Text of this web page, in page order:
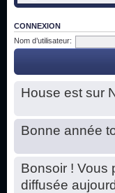
CONNEXION
Nom d’utilisateur:
House est sur
Bonne année
Bonsoir ! Vous
diffusée